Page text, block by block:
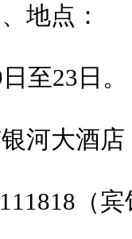
地点：
至23日。
河大酒店
（